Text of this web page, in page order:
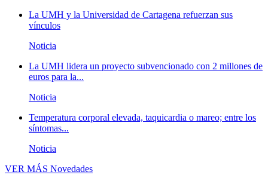
La UMH y la Universidad de Cartagena refuerzan sus
vínculos
Noticia
La UMH lidera un proyecto subvencionado con 2 millones de
euros para la...
Noticia
Temperatura corporal elevada, taquicardia o mareo; entre los
síntomas...
Noticia
VER MÁS Novedades